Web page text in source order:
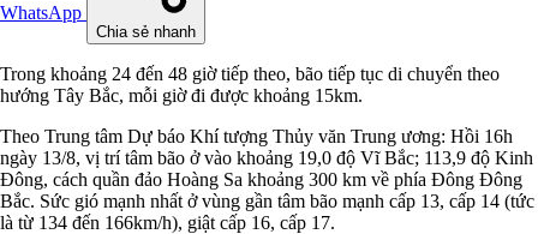
WhatsApp
Chia sẻ nhanh
Trong khoảng 24 đến 48 giờ tiếp theo, bão tiếp tục di chuyển theo
hướng Tây Bắc, mỗi giờ đi được khoảng 15km.
Theo Trung tâm Dự báo Khí tượng Thủy văn Trung ương: Hồi 16h
ngày 13/8, vị trí tâm bão ở vào khoảng 19,0 độ Vĩ Bắc; 113,9 độ Kinh
Đông, cách quần đảo Hoàng Sa khoảng 300 km về phía Đông Đông
Bắc. Sức gió mạnh nhất ở vùng gần tâm bão mạnh cấp 13, cấp 14 (tức
là từ 134 đến 166km/h), giật cấp 16, cấp 17.